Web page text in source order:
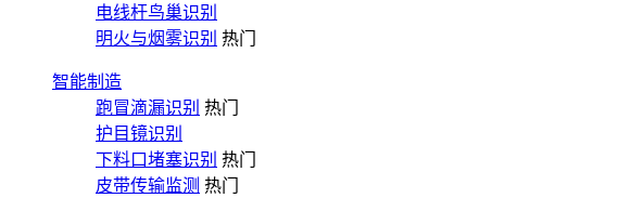
电线杆鸟巢识别
明火与烟雾识别 热门
智能制造
跑冒滴漏识别 热门
护目镜识别
下料口堵塞识别 热门
皮带传输监测 热门